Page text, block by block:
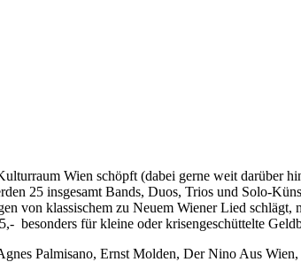
Wien schöpft (dabei gerne weit darüber
25 insgesamt Bands, Duos, Trios und Solo-
von klassischem zu Neuem Wiener Lied schlägt,
besonders für kleine oder krisengeschüttelte
Palmisano, Ernst Molden, Der Nino Aus